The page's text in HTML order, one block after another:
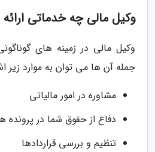
وکیل مالی چه خدماتی
وکیل مالی در زمینه های
جمله آن ها می توان به موارد زیر
مشاوره در امور مالیاتی
دفاع از حقوق شما در پرونده
تنظیم و بررسی قراردادها